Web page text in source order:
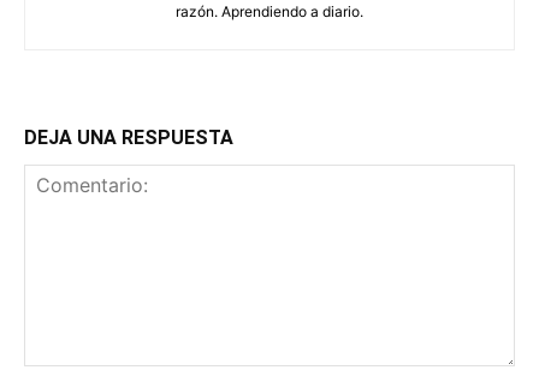
razón. Aprendiendo a diario.
DEJA UNA RESPUESTA